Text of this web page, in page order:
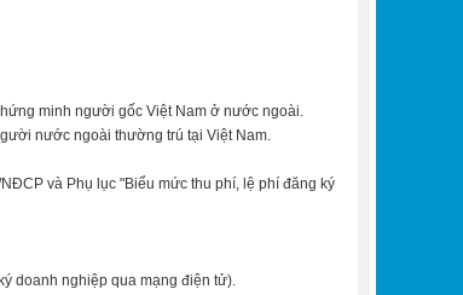
minh người gốc Việt Nam ở nước ngoài.
nước ngoài thường trú tại Việt Nam.
và Phụ lục "Biểu mức thu phí, lệ phí đăng ký
doanh nghiệp qua mạng điện tử).